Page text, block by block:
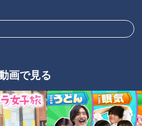
画で見る
秋の味覚が満載！パンマニアが